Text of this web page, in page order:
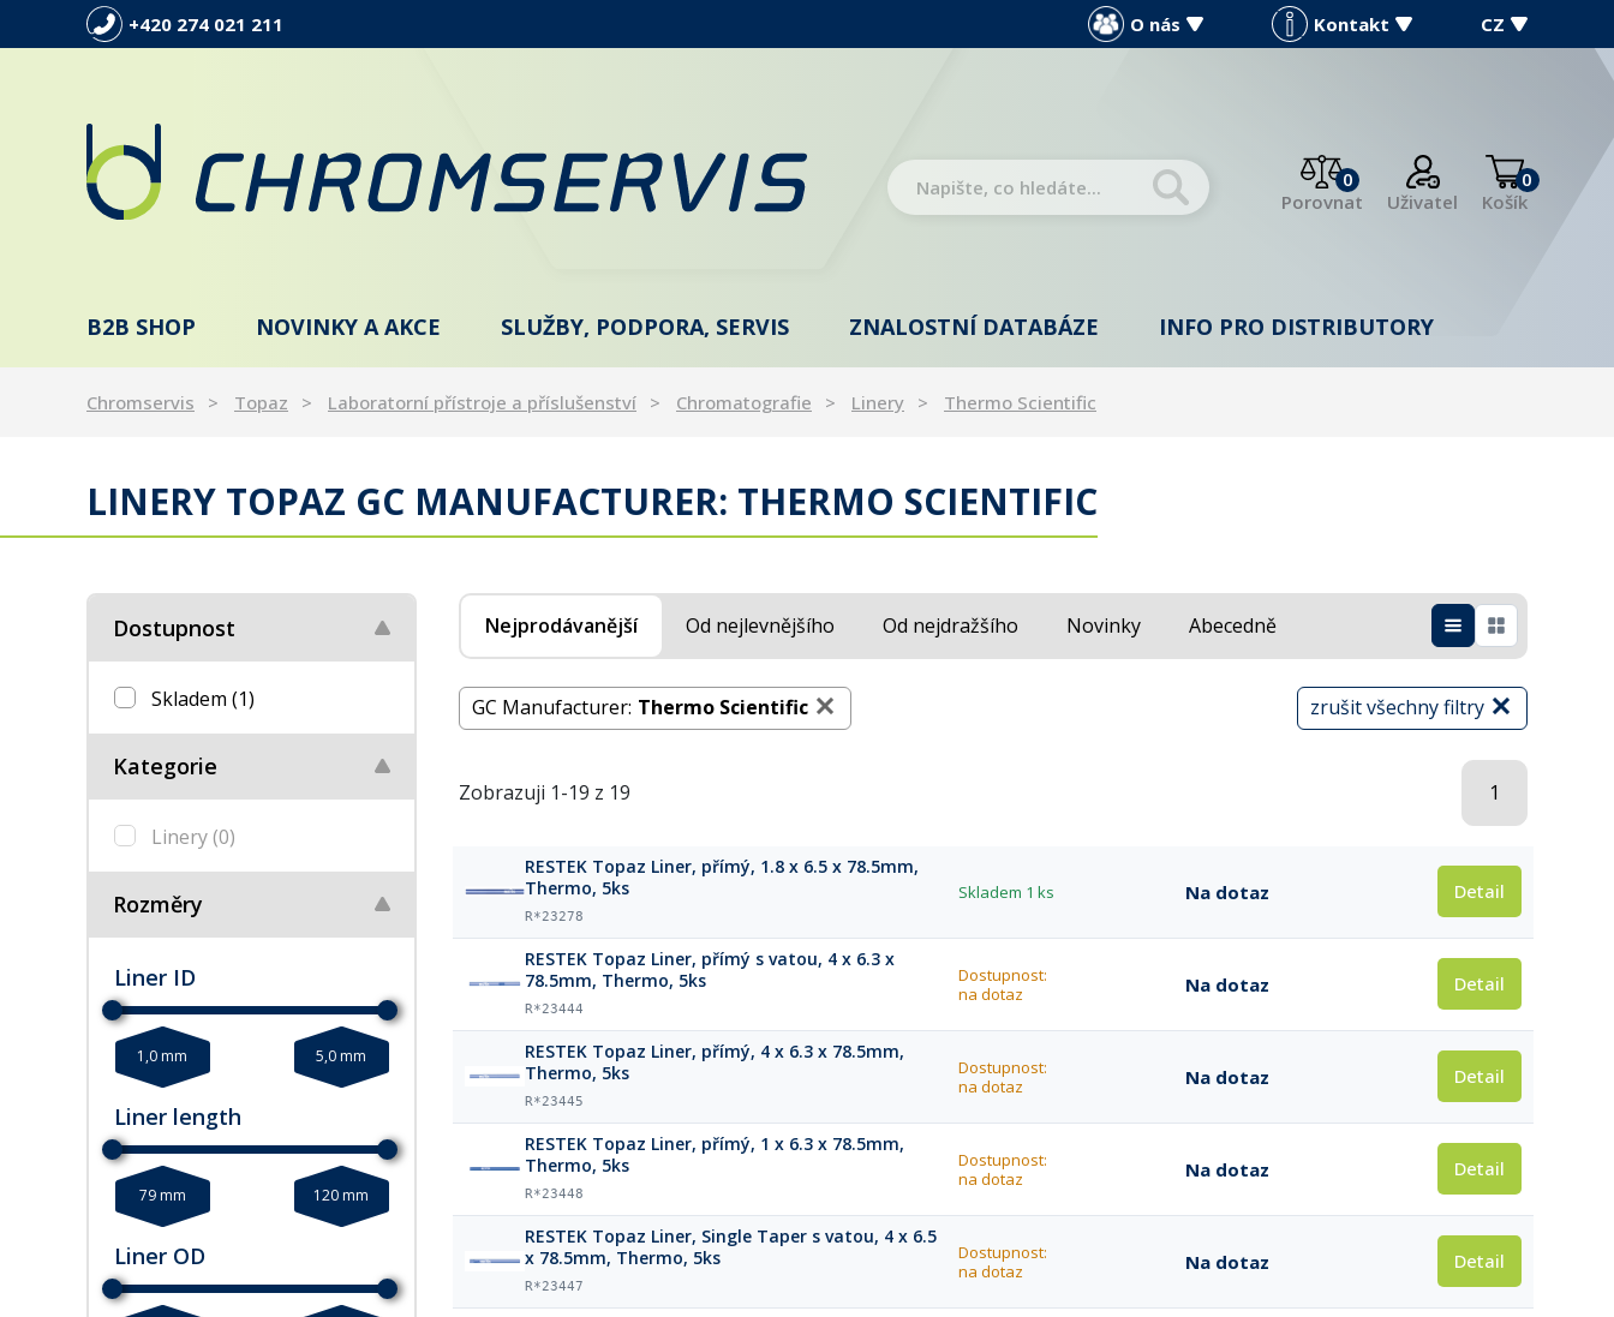
+420 274 021 211 O nás Kontakt CZ
0
Porovnat
Uživatel
0
Košík
B2B SHOP NOVINKY A AKCE SLUŽBY, PODPORA, SERVIS ZNALOSTNÍ DATABÁZE INFO PRO DISTRIBUTORY
Chromservis Topaz Laboratorní přístroje a příslušenství Chromatografie Linery Thermo Scientific
LINERY TOPAZ GC MANUFACTURER: THERMO SCIENTIFIC
Dostupnost
Skladem (1)
Kategorie
Linery(0)
Rozměry
Liner ID
1,0 mm 5,0 mm
Liner length
79 mm 120 mm
Liner OD
Nejprodávanější Od nejlevnějšího Od nejdražšího Novinky Abecedně
zrušit všechny filtry
GC Manufacturer: Thermo Scientific
Zobrazuji 1-19 z 19 1
RESTEK Topaz Liner, přímý, 1.8 x 6.5 x 78.5mm,
Thermo, 5ks
R*23278
Skladem 1 ks Na dotaz Detail
RESTEK Topaz Liner, přímý s vatou, 4 x 6.3 x
78.5mm, Thermo, 5ks
R*23444
Dostupnost:
na dotaz
Na dotaz Detail
RESTEK Topaz Liner, přímý, 4 x 6.3 x 78.5mm,
Thermo, 5ks
R*23445
Dostupnost:
na dotaz
Na dotaz Detail
RESTEK Topaz Liner, přímý, 1 x 6.3 x 78.5mm,
Thermo, 5ks
R*23448
Dostupnost:
na dotaz
Na dotaz Detail
RESTEK Topaz Liner, Single Taper s vatou, 4 x 6.5
x 78.5mm, Thermo, 5ks
R*23447
Dostupnost:
na dotaz
Na dotaz Detail